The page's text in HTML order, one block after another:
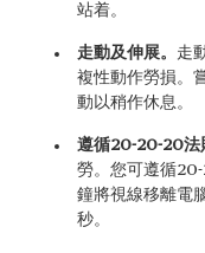
站着。
走動及伸展。 走
複性動作勞損。
動以稍作休息。
遵循20-20-20法
勞。您可遵循
鐘將視線移離電
秒。